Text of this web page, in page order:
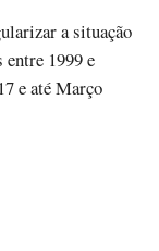
a situação
1999 e
e até Março